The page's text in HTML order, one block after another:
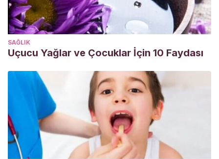
SAĞLIK
Uçucu Yağlar ve Çocuklar İçin 10 Faydası